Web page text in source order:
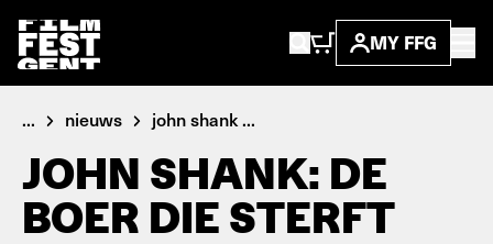
MY FFG
... nieuws john shank ...
JOHN SHANK: DE
BOER DIE STERFT